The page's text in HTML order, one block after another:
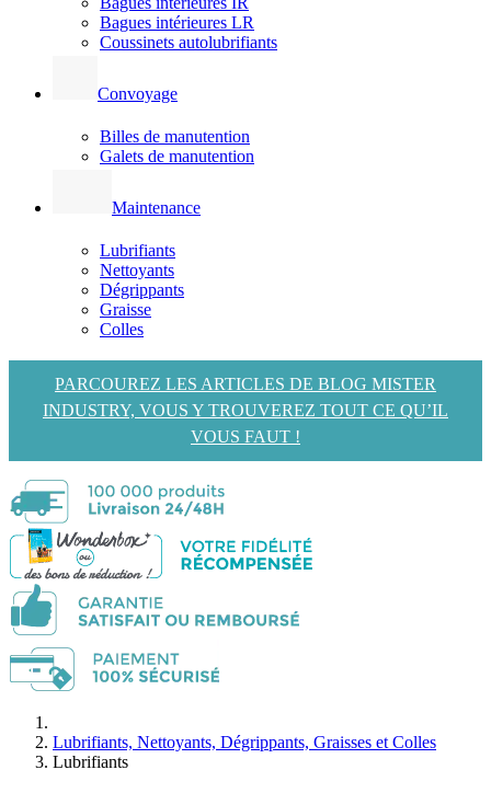
Bagues intérieures LR
Coussinets autolubrifiants
Convoyage
Billes de manutention
Galets de manutention
Maintenance
Lubrifiants
Nettoyants
Dégrippants
Graisse
Colles
PARCOUREZ LES ARTICLES DE BLOG MISTER
INDUSTRY, VOUS Y TROUVEREZ TOUT CE QU’IL
VOUS FAUT !
Lubrifiants, Nettoyants, Dégrippants, Graisses et Colles
Lubrifiants